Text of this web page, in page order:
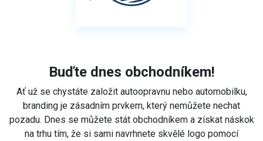
Buďte dnes obchodníkem!
Ať už se chystáte založit autoopravnu nebo automobilku,
branding je zásadním prvkem, který nemůžete nechat
pozadu. Dnes se můžete stát obchodníkem a získat náskok
na trhu tím, že si sami navrhnete skvělé logo pomocí